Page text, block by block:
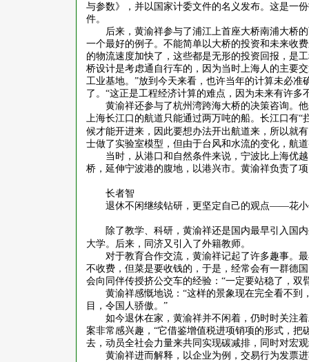
与参数》，并以国家计委文件的名义发布。这是一
件。
后来，黄渝祥参与了浦江上首座大桥南浦大桥
一个最好的例子。不能简单以大桥的投资和未来收
的物流速度加快了，这些都是无形的投资回报，是
桥设计是考虑通自行车的，因为当时上海人的主要
工业基地。”放到今天来看，也许当年的计算未必
了。“这正是工程经济计算的难点，因为未来有许多
黄渝祥还参与了杭州湾跨海大桥的决策咨询。
上海长江口的航道只能通过两万吨的船。长江口有“
候才能开进来，因此要想办法开出航道来，所以就
士做了实验室模型，但由于台风和水流的变化，航
当时，从港口和自然条件来说，宁波比上海优
桥，延伸宁波港的腹地，以港兴市。黄渝祥负责了
长者智
退休不闲继续钻研，更坚定自己的观点——花小
除了教学、科研，黄渝祥还是国内最早引入国
大学。后来，同济又引入了外籍教师。
对于教育合作交流，黄渝祥记起了许多趣事。
不收费，但菜是要收钱的，于是，经常会有一群德
会向同伴传授挤公交车的经验： “一定要站稳了，双
黄渝祥感慨地说： “这样的景象现在完全看不到
目，令国人骄傲。”
如今退休在家，黄渝祥并不闲着，仍时时关注
案非常感兴趣，“它借鉴增值税进项销项的形式，
去，动员全社会力量来共同实现碳减排，同时对宏
黄渝祥进而解释，以企业为例，交易行为发票